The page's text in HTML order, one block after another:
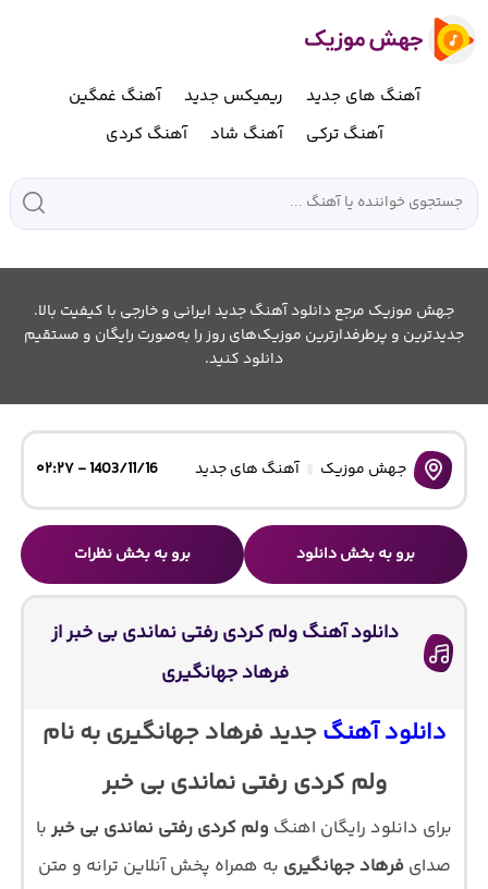
آهنگ های جدید ریمیکس جدید
آهنگ غمگین
آهنگ ترکی
آهنگ شاد آهنگ کردی
جهش موزیک مرجع دانلود آهنگ جدید ایرانی و خارجی با کیفیت بالا.
جدیدترین و پرطرفدارترین موزیک‌های روز را به‌صورت رایگان و مستقیم
دانلود کنید.
جهش موزیک آهنگ های جدید 1403/11/16 - ۰۲:۲۷
برو به بخش دانلود برو به بخش نظرات
دانلود آهنگ ولم کردی رفتی نماندی بی خبر از
فرهاد جهانگیری
دانلود آهنگجدید فرهاد جهانگیری به نام
ولم کردی رفتی نماندی بی خبر
برای دانلود رایگان اهنگ ولم کردی رفتی نماندی بی خبر با
صدایفرهاد جهانگیری به همراه پخش آنلاین ترانه و متن